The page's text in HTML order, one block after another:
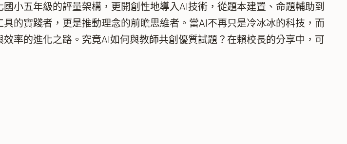
小五年級的評量架構，更開創性地導入AI技術，從題本建置、命題輔助到
的實踐者，更是推動理念的前瞻思維者。當AI不再只是冷冰冰的科技，而
率的進化之路。究竟AI如何與教師共創優質試題？在賴校長的分享中，可